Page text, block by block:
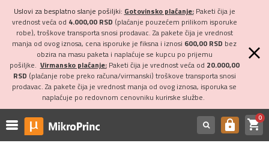
Uslovi za besplatno slanje pošiljki: Gotovinsko plaćanje:Paketi čija je
vrednost veća od 4.000,00 RSD (plaćanje pouzećem prilikom isporuke
robe), troškove transporta snosi prodavac. Za pakete čija je vrednost
manja od ovog iznosa, cena isporuke je fiksna i iznosi 600,00 RSD bez
obzira na masu paketa i naplaćuje se kupcu po prijemu
pošiljke. Virmansko plaćanje:Paketi čija je vrednost veća od 20.000,00
RSD (plaćanje robe preko računa/virmanski) troškove transporta snosi
prodavac. Za pakete čija je vrednost manja od ovog iznosa, isporuka se
naplaćuje po redovnom cenovniku kurirske službe.
https shopping_cart0